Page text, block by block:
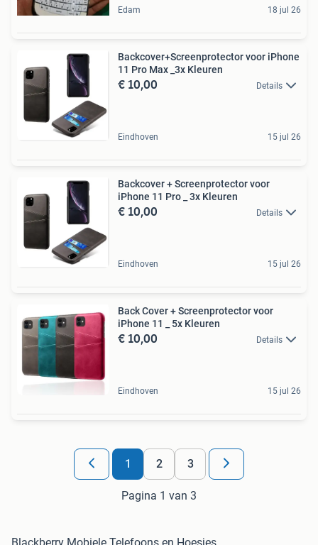
Edam 18 jul 26
Backcover+Screenprotector voor iPhone
11 Pro Max _3x Kleuren
€ 10,00 Details
Eindhoven 15 jul 26
Backcover + Screenprotector voor
iPhone 11 Pro _ 3x Kleuren
€ 10,00 Details
Eindhoven 15 jul 26
Back Cover + Screenprotector voor
iPhone 11 _ 5x Kleuren
€ 10,00 Details
Eindhoven 15 jul 26
1 2 3
Pagina 1 van 3